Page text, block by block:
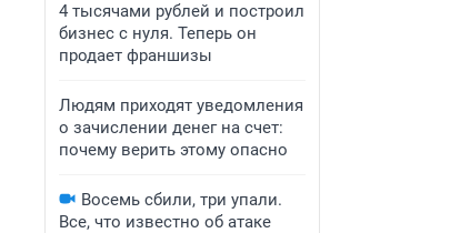
4 тысячами рублей и построил
бизнес с нуля. Теперь он
продает франшизы
Людям приходят уведомления
о зачислении денег на счет:
почему верить этому опасно
Восемь сбили, три упали.
Все, что известно об атаке